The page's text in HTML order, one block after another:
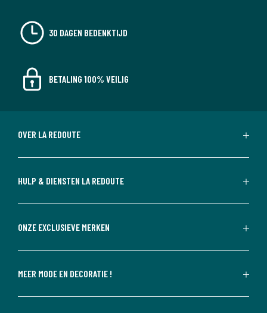
30 DAGEN BEDENKTIJD
BETALING 100% VEILIG
OVER LA REDOUTE
HULP & DIENSTEN LA REDOUTE
ONZE EXCLUSIEVE MERKEN
MEER MODE EN DECORATIE !